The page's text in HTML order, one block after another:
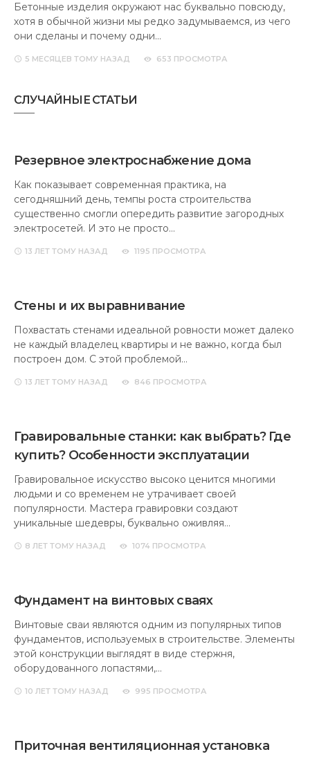
Бетонные изделия окружают нас буквально повсюду,
хотя в обычной жизни мы редко задумываемся, из чего
они сделаны и почему одни…
5 МЕСЯЦЕВ ТОМУ НАЗАД 653 ПРОСМОТРА
СЛУЧАЙНЫЕ СТАТЬИ
Резервное электроснабжение дома
Как показывает современная практика, на
сегодняшний день, темпы роста строительства
существенно смогли опередить развитие загородных
электросетей. И это не просто…
13 ЛЕТ ТОМУ НАЗАД 1195 ПРОСМОТРА
Стены и их выравнивание
Похвастать стенами идеальной ровности может далеко
не каждый владелец квартиры и не важно, когда был
построен дом. С этой проблемой…
13 ЛЕТ ТОМУ НАЗАД 846 ПРОСМОТРА
Гравировальные станки: как выбрать? Где
купить? Особенности эксплуатации
Гравировальное искусство высоко ценится многими
людьми и со временем не утрачивает своей
популярности. Мастера гравировки создают
уникальные шедевры, буквально оживляя…
8 ЛЕТ ТОМУ НАЗАД 1074 ПРОСМОТРА
Фундамент на винтовых сваях
Винтовые сваи являются одним из популярных типов
фундаментов, используемых в строительстве. Элементы
этой конструкции выглядят в виде стержня,
оборудованного лопастями,…
10 ЛЕТ ТОМУ НАЗАД 995 ПРОСМОТРА
Приточная вентиляционная установка